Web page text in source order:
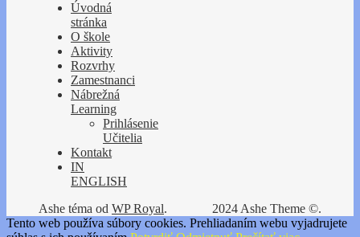
Úvodná
stránka
O škole
Aktivity
Rozvrhy
Zamestnanci
Nábrežná
Learning
Prihlásenie
Učitelia
Kontakt
IN
ENGLISH
2024 Ashe Theme ©.
Ashe téma od WP Royal.
Tento web používa súbory cookies. Prehliadaním webu vyjadrujete